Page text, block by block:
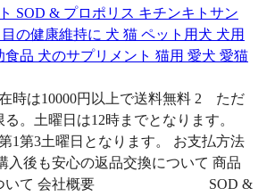
SOD & プロポリス キチンキトサン
の健康維持に 犬 猫 ペット用犬 犬用
品 犬のサプリメント 猫用 愛犬 愛猫
時は10000円以上で送料無料 2 ただ
。土曜日は12時までとなります。
3土曜日となります。 お支払方法
入後も安心の返品交換について 商品
について 会社概要 SOD &